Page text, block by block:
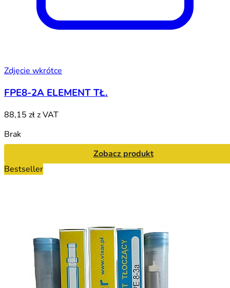
Zdjęcie wkrótce
FPE8-2A ELEMENT TŁ.
88,15 złz VAT
Brak
Zobacz produkt
Bestseller